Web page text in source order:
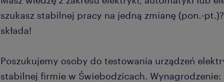
szukasz stabilnej pracy na jedną zmianę (pon.-
składa!
Poszukujemy osoby do testowania urządzeń
stabilnej firmie w Świebodzicach. Wynagrodzenie: